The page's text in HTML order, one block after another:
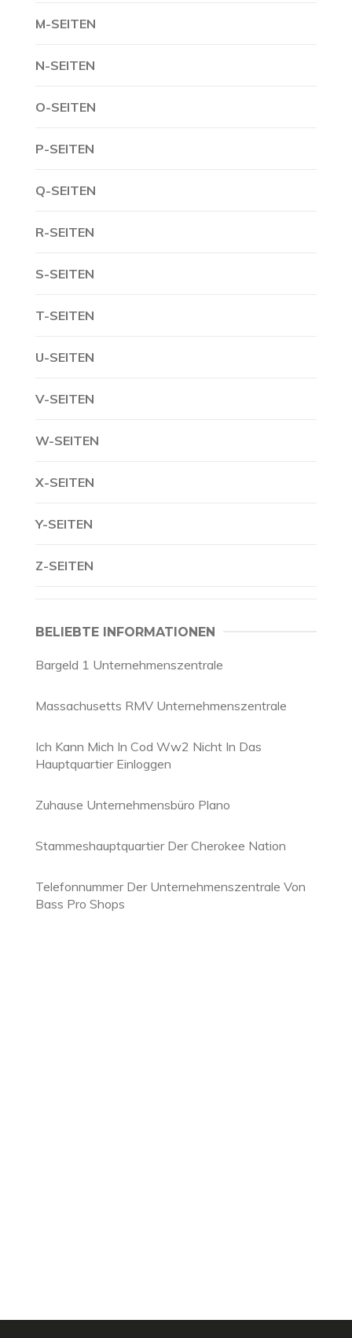
M-SEITEN
N-SEITEN
O-SEITEN
P-SEITEN
Q-SEITEN
R-SEITEN
S-SEITEN
T-SEITEN
U-SEITEN
V-SEITEN
W-SEITEN
X-SEITEN
Y-SEITEN
Z-SEITEN
BELIEBTE INFORMATIONEN
Bargeld 1 Unternehmenszentrale
Massachusetts RMV Unternehmenszentrale
Ich Kann Mich In Cod Ww2 Nicht In Das
Hauptquartier Einloggen
Zuhause Unternehmensbüro Plano
Stammeshauptquartier Der Cherokee Nation
Telefonnummer Der Unternehmenszentrale Von
Bass Pro Shops